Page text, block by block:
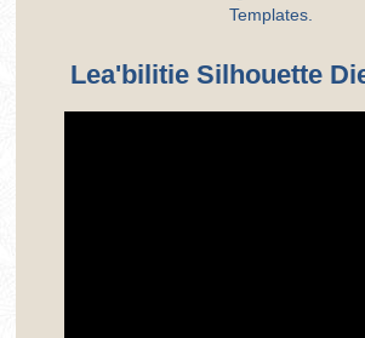
Templates.
Lea'bilitie Silhouette